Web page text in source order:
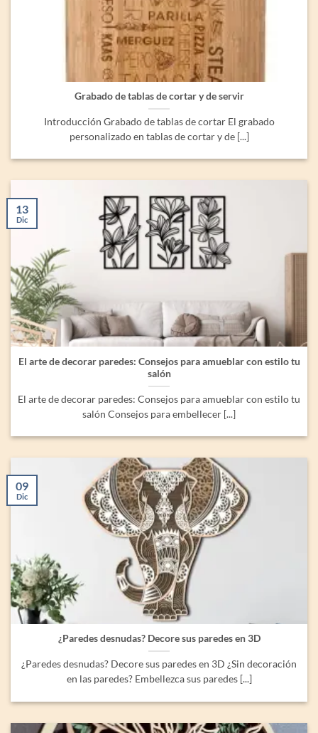
Grabado de tablas de cortar y de servir
Introducción Grabado de tablas de cortar El grabado
personalizado en tablas de cortar y de [...]
El arte de decorar paredes: Consejos para amueblar con estilo tu
salón
El arte de decorar paredes: Consejos para amueblar con estilo tu
salón Consejos para embellecer [...]
13
Dic
¿Paredes desnudas? Decore sus paredes en 3D
¿Paredes desnudas? Decore sus paredes en 3D ¿Sin decoración
en las paredes? Embellezca sus paredes [...]
09
Dic